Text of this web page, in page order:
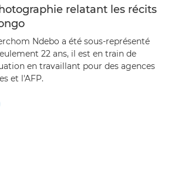
relatant les récits
Ndebo a été sous-représenté
22 ans, il est en train de
en travaillant pour des agences
et l'AFP.